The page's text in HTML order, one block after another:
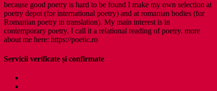
because good poetry is hard to be found I make my own selection at
poetry depot (for international poetry) and at romanian bodies (for
Romanian poetry in translation). My main interest is in
contemporary poetry. I call it a relational reading of poetry. more
about me here: https://poetic.ro
Servicii verificate și confirmate